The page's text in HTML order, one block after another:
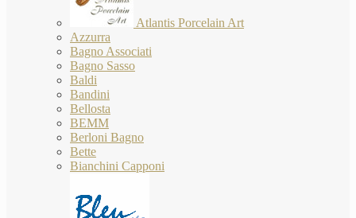
Atlantis Porcelain Art
Azzurra
Bagno Associati
Bagno Sasso
Baldi
Bandini
Bellosta
BEMM
Berloni Bagno
Bette
Bianchini Capponi